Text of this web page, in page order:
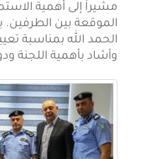
مشيراً إلى أهمية
الموقعة بين الطرفين.
الحمد الله بمناسبة
وأشاد بأهمية اللجنة